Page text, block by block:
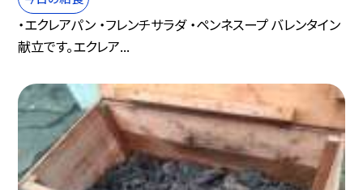
・エクレアパン ・フレンチサラダ ・ペンネスープ バレンタイン
献立です。エクレア...